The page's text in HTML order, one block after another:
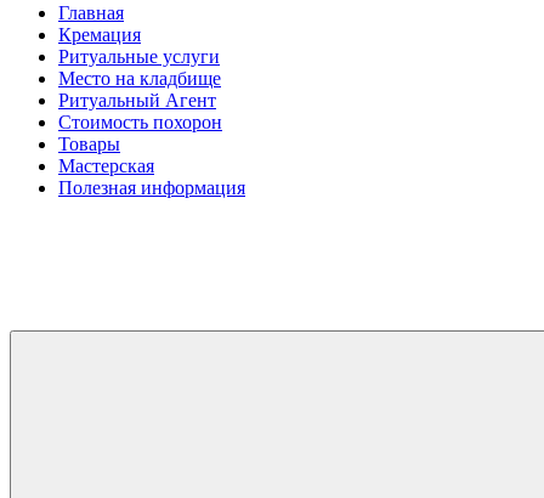
Главная
Кремация
Ритуальные услуги
Место на кладбище
Ритуальный Агент
Стоимость похорон
Товары
Мастерская
Полезная информация